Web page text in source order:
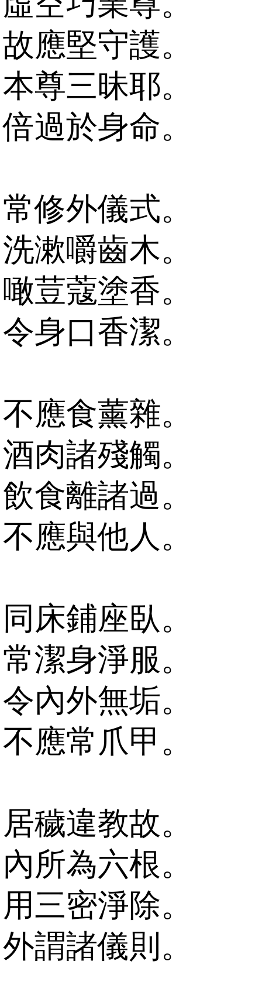
故應堅守護。
本尊三昧耶。
倍過於身命。
常修外儀式。
洗漱嚼齒木。
噉荳蔻塗香。
令身口香潔。
不應食薰雜。
酒肉諸殘觸。
飲食離諸過。
不應與他人。
同床鋪座臥。
常潔身淨服。
令內外無垢。
不應常爪甲。
居穢違教故。
內所為六根。
用三密淨除。
外謂諸儀則。